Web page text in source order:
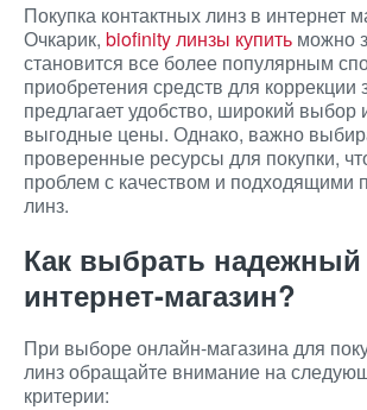
Покупка контактных линз в интернет
Очкарик, biofinity линзы купить можно
становится все более популярным
приобретения средств для коррекции
предлагает удобство, широкий выбор
выгодные цены. Однако, важно
проверенные ресурсы для покупки,
проблем с качеством и подходящими
линз.
Как выбрать надежный
интернет-магазин?
При выборе онлайн-магазина для
линз обращайте внимание на
критерии: